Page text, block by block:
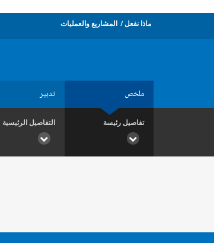
ماذا نفعل المشاريع والعمليات
ملخص تدبير
تفاصيل رئيسة التفاصيل الرئيسية